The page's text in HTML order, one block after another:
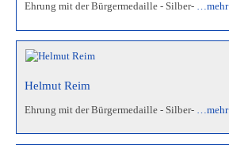
Ehrung mit der Bürgermedaille - Silber- …mehr
Helmut Reim
Ehrung mit der Bürgermedaille - Silber- …mehr